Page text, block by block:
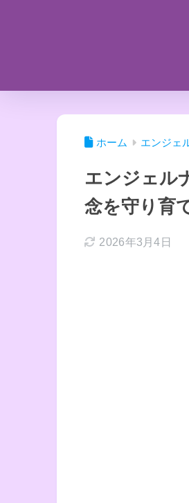
ホーム エンジェ
エンジェル
念を守り育
2026年3月4日